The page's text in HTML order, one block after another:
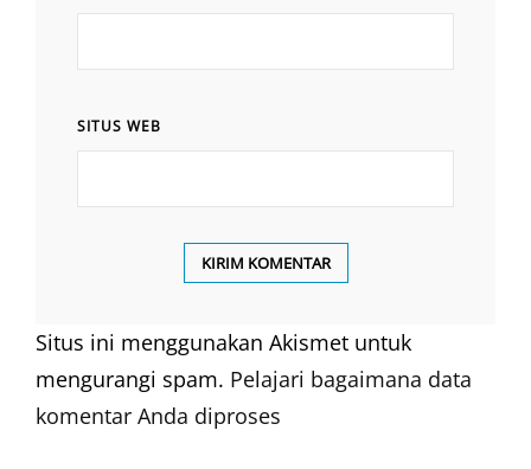
SITUS WEB
Situs ini menggunakan Akismet untuk
mengurangi spam. Pelajari bagaimana data
komentar Anda diproses